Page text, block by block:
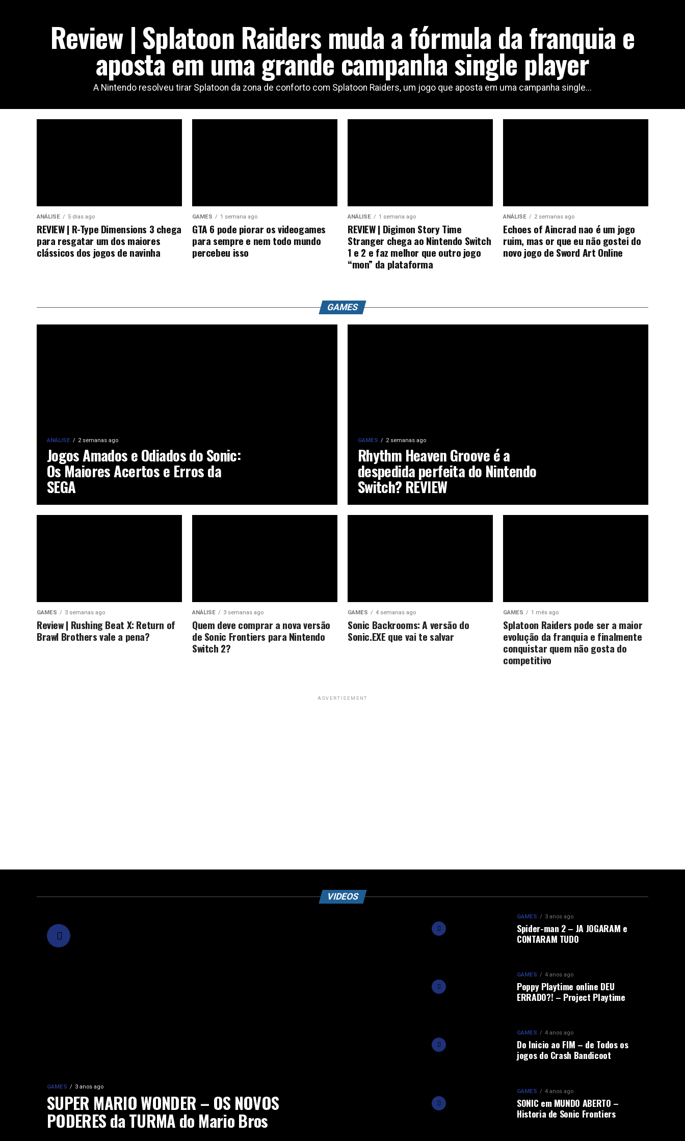
Review | Splatoon Raiders muda a fórmula da franquia e
aposta em uma grande campanha single player
A Nintendo resolveu tirar Splatoon da zona de conforto com Splatoon Raiders, um jogo que aposta em uma campanha single...
ANÁLISE 5 dias ago
REVIEW | R-Type Dimensions 3 chega
para resgatar um dos maiores
clássicos dos jogos de navinha
GAMES 1 semana ago
GTA 6 pode piorar os videogames
para sempre e nem todo mundo
percebeu isso
ANÁLISE 1 semana ago
REVIEW | Digimon Story Time
Stranger chega ao Nintendo Switch
1 e 2 e faz melhor que outro jogo
“mon” da plataforma
ANÁLISE 2 semanas ago
Echoes of Aincrad nao é um jogo
ruim, mas or que eu não gostei do
novo jogo de Sword Art Online
GAMES
ANÁLISE 2 semanas ago
Jogos Amados e Odiados do Sonic:
Os Maiores Acertos e Erros da
SEGA
GAMES 2 semanas ago
Rhythm Heaven Groove é a
despedida perfeita do Nintendo
Switch? REVIEW
GAMES 3 semanas ago
Review | Rushing Beat X: Return of
Brawl Brothers vale a pena?
ANÁLISE 3 semanas ago
Quem deve comprar a nova versão
de Sonic Frontiers para Nintendo
Switch 2?
GAMES 4 semanas ago
Sonic Backrooms: A versão do
Sonic.EXE que vai te salvar
GAMES 1 mês ago
Splatoon Raiders pode ser a maior
evolução da franquia e finalmente
conquistar quem não gosta do
competitivo
ADVERTISEMENT
VIDEOS
GAMES 3 anos ago
SUPER MARIO WONDER – OS NOVOS
PODERES da TURMA do Mario Bros
GAMES 3 anos ago
Spider-man 2 – JA JOGARAM e
CONTARAM TUDO
GAMES 4 anos ago
Poppy Playtime online DEU
ERRADO?! – Project Playtime
GAMES 4 anos ago
Do Inicio ao FIM – de Todos os
jogos do Crash Bandicoot
GAMES 4 anos ago
SONIC em MUNDO ABERTO –
Historia de Sonic Frontiers